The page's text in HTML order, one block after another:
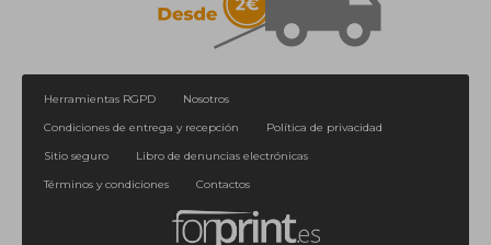
Herramientas RGPD
Nosotros
Condiciones de entrega y recepción
Política de privacidad
Sitio seguro
Libro de denuncias electrónicas
Términos y condiciones
Contactos